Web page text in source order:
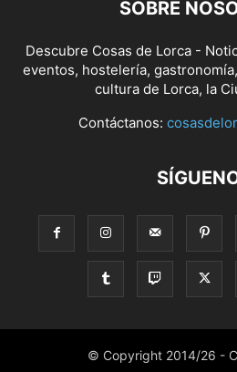
SOBRE
Descubre Cosas de Lorca -
eventos, hostelería,
cultura de Lorca, la
Contáctanos:
© Copyright 2014/26 -